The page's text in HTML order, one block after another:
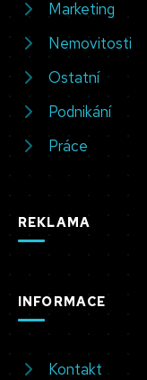
Marketing
Nemovitosti
Ostatní
Podnikání
Práce
REKLAMA
INFORMACE
Kontakt